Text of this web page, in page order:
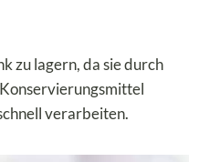
zu lagern, da sie durch
verarbeiten.